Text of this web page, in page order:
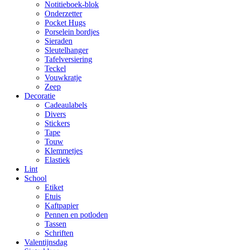
Notitieboek-blok
Onderzetter
Pocket Hugs
Porselein bordjes
Sieraden
Sleutelhanger
Tafelversiering
Teckel
Vouwkratje
Zeep
Decoratie
Cadeaulabels
Divers
Stickers
Tape
Touw
Klemmetjes
Elastiek
Lint
School
Etiket
Etuis
Kaftpapier
Pennen en potloden
Tassen
Schriften
Valentijnsdag